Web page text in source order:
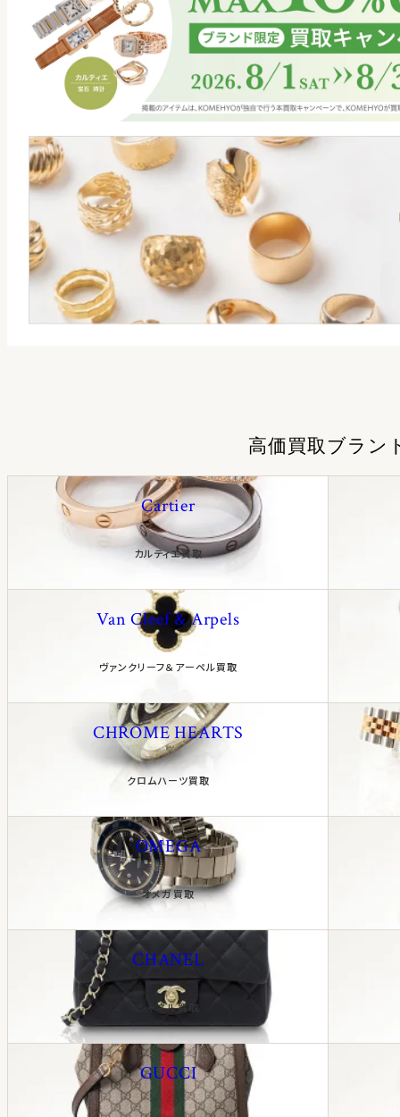
高価買取ブラン
Cartier
カルティエ買取
Van Cleef & Arpels
ヴァンクリーフ＆アーペル買取
CHROME HEARTS
クロムハーツ買取
OMEGA
オメガ買取
CHANEL
シャネル買取
GUCCI